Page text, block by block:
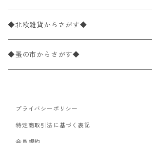
ライスペーパー
ペーパーリネンナプキン
ワックスペーパー
パック売り
バラ売り
パック売り
21×21cm（ポケットサイズ）
バラ売り
33cm（ラウンド）
動物・鳥・昆虫・蝶柄
海・魚柄
食べ物・フルーツ・野菜・ドリンク柄
ランチサイズ
カクテルサイズ
ドイツ製 Ambiente/アンビエンテ
ランチサイズ
ドイツ製 Paperproducts Design
カクテルサイズ
ランチサイズ
カクテルサイズ
ドイツ製 ti-flair/ティーフレア
ランチサイズ
デコパージュ液
デコパージュ下地
デコパージュはさみ
◆北欧雑貨からさがす◆
シリコンモールド
トレイ
◆蚤の市からさがす◆
北欧雑貨
プライバシーポリシー
特定商取引法に基づく表記